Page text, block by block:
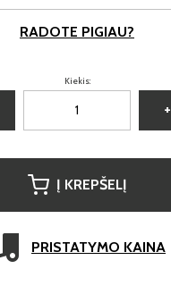
RADOTE PIGIAU?
Kiekis:
+
Į KREPŠELĮ
PRISTATYMO KAINA